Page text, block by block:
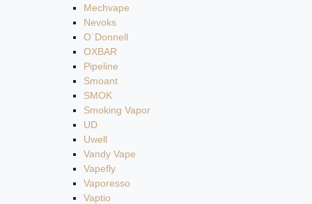
Mechvape
Nevoks
O`Donnell
OXBAR
Pipeline
Smoant
SMOK
Smoking Vapor
UD
Uwell
Vandy Vape
Vapefly
Vaporesso
Vaptio